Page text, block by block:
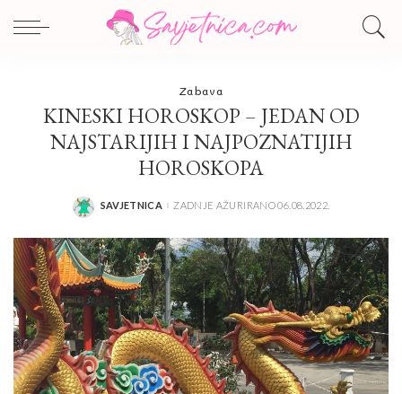
Zabava
KINESKI HOROSKOP – JEDAN OD
NAJSTARIJIH I NAJPOZNATIJIH
HOROSKOPA
POSTED
SAVJETNICA ZADNJE AŽURIRANO 06.08.2022.